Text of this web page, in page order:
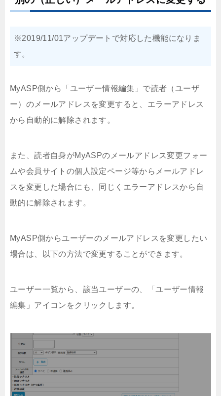
※2019/11/01アップデートで対応した機能になりま
す。
MyASP側から「ユーザー情報編集」で読者（ユーザ
ー）のメールアドレスを変更すると、エラーアドレス
から自動的に解除されます。
また、読者自身がMyASPのメールアドレス変更フォー
ムや会員サイトの個人設定ページ等からメールアドレ
スを変更した場合にも、同じくエラーアドレスから自
動的に解除されます。
MyASP側からユーザーのメールアドレスを変更したい
場合は、以下の方法で変更することができます。
ユーザー一覧から、該当ユーザーの、「ユーザー情報
編集」アイコンをクリックします。